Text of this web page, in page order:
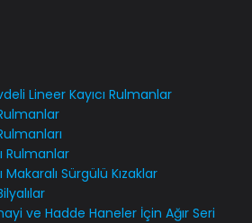
Lineer Kayıcı Rulmanlar
Rulmanlar
Sürgülü Kızaklar
ve Hadde Haneler İçin Ağır Seri